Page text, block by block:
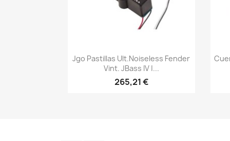
Vista rápida
Jgo Pastillas Ult.Noiseless Fender
Vint. JBass IV |...
265,21 €